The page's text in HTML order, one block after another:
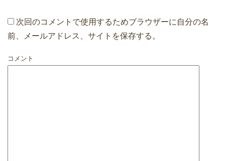
次回のコメントで使用するためブラウザーに自分の名
前、メールアドレス、サイトを保存する。
コメント